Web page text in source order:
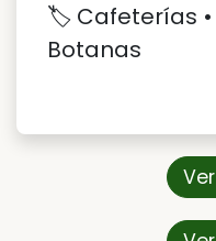
🏷️ Cafeterías •
Botanas